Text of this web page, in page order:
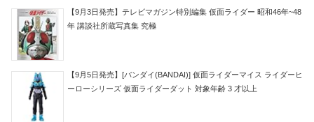
【9月3日発売】テレビマガジン特別編集 仮面ライダー 昭和46年~48
年 講談社所蔵写真集 究極
【9月5日発売】[バンダイ(BANDAI)] 仮面ライダーマイス ライダーヒ
ーローシリーズ 仮面ライダーダット 対象年齢 3 才以上